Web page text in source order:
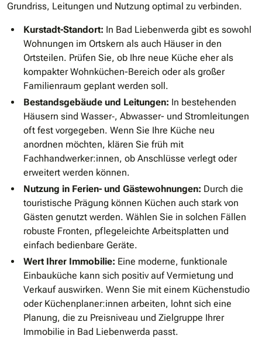
Grundriss, Leitungen und Nutzung optimal zu verbinden.
Kurstadt-Standort: In Bad Liebenwerda gibt es sowohl
Wohnungen im Ortskern als auch Häuser in den
Ortsteilen. Prüfen Sie, ob Ihre neue Küche eher als
kompakter Wohnküchen-Bereich oder als großer
Familienraum geplant werden soll.
Bestandsgebäude und Leitungen: In bestehenden
Häusern sind Wasser‑, Abwasser- und Stromleitungen
oft fest vorgegeben. Wenn Sie Ihre Küche neu
anordnen möchten, klären Sie früh mit
Fachhandwerker:innen, ob Anschlüsse verlegt oder
erweitert werden können.
Nutzung in Ferien- und Gästewohnungen: Durch die
touristische Prägung können Küchen auch stark von
Gästen genutzt werden. Wählen Sie in solchen Fällen
robuste Fronten, pflegeleichte Arbeitsplatten und
einfach bedienbare Geräte.
Wert Ihrer Immobilie: Eine moderne, funktionale
Einbauküche kann sich positiv auf Vermietung und
Verkauf auswirken. Wenn Sie mit einem Küchenstudio
oder Küchenplaner:innen arbeiten, lohnt sich eine
Planung, die zu Preisniveau und Zielgruppe Ihrer
Immobilie in Bad Liebenwerda passt.